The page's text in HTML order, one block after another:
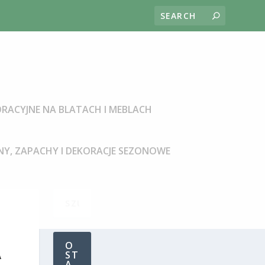
NA BLATACH I MEBLACH
ZAPACHY I DEKORACJE SEZONOWE
O
ST